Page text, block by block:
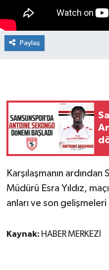
Paylaş
Karşılaşmanın
Müdürü Esra Yıldız,
anları ve son gelişmeleri
Kaynak: HABER MERKEZİ